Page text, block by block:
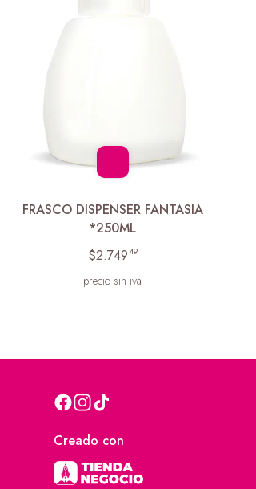
FRASCO DISPENSER FANTASIA
*250ML
$2.74949
precio sin iva
Creado con